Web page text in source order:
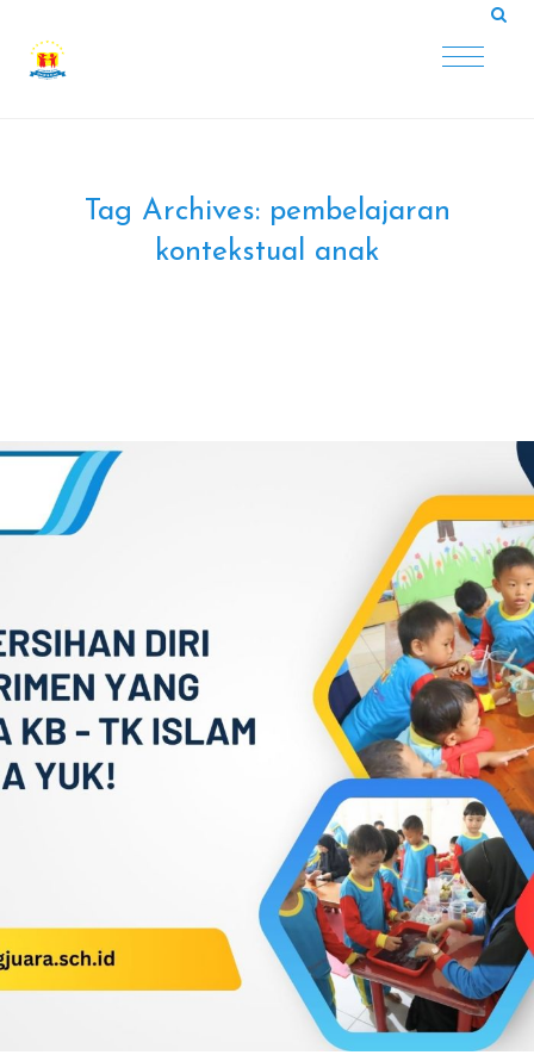
Tag Archives: pembelajaran
kontekstual anak